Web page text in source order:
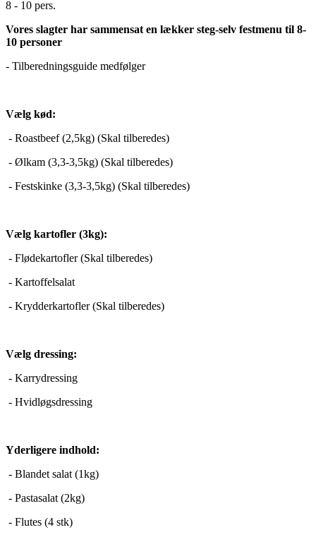
8 - 10 pers.
Vores slagter har sammensat en lækker steg-selv festmenu til 8-
10 personer
- Tilberedningsguide medfølger
Vælg kød:
- Roastbeef (2,5kg) (Skal tilberedes)
- Ølkam (3,3-3,5kg) (Skal tilberedes)
- Festskinke (3,3-3,5kg) (Skal tilberedes)
Vælg kartofler (3kg):
- Flødekartofler (Skal tilberedes)
- Kartoffelsalat
- Krydderkartofler (Skal tilberedes)
Vælg dressing:
- Karrydressing
- Hvidløgsdressing
Yderligere indhold:
- Blandet salat (1kg)
- Pastasalat (2kg)
- Flutes (4 stk)